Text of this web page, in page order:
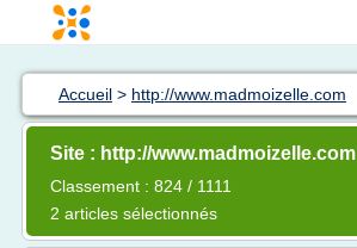
Accueil > http://www.madmoizelle.com
Site : http://www.madmoizelle.com
Classement : 824 / 1111
2 articles sélectionnés